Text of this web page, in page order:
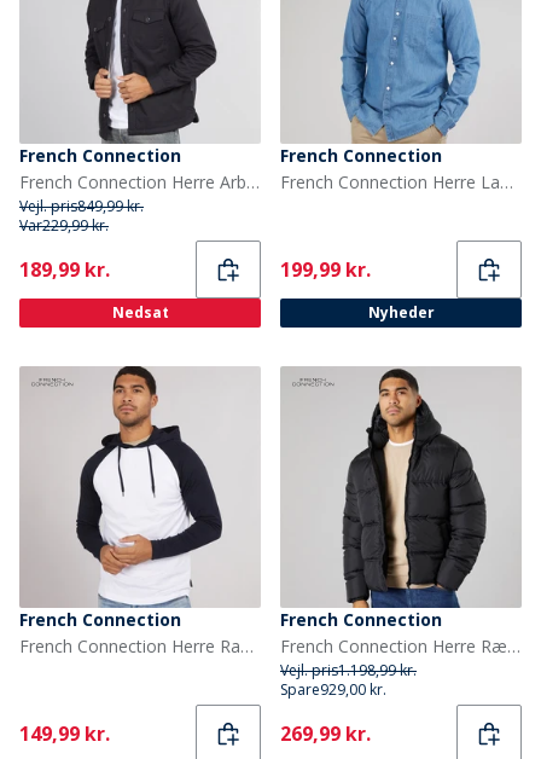
French Connection
French Connection Herre Arbejdsmand Borg Overshirt Marine
Vejl. pris849,99 kr.
Var229,99 kr.
Current
189,99 kr.
Nedsat
French Connection
French Connection Herre Langærmet Denim Skjorte Mid Wash
Current
199,99 kr.
Nyheder
French Connection
French Connection Herre Raglan Hættetrøje Hvid / Marine
Current
149,99 kr.
French Connection
French Connection Herre Række Mellem Jakke Sort
Vejl. pris1.198,99 kr.
Spare929,00 kr.
Current
269,99 kr.